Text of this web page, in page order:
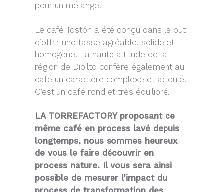
pour un mélange.
Le café Tostón a été conçu dans le but
d’offrir une tasse agréable, solide et
homogène. La haute altitude de la
région de Dipilto confère également au
café un caractère complexe et acidulé.
C’est un café rond et très équilibré.
LA TORREFACTORY proposant ce
même café en process lavé depuis
longtemps, nous sommes heureux
de vous le faire découvrir en
process nature. Il vous sera ainsi
possible de mesurer l’impact du